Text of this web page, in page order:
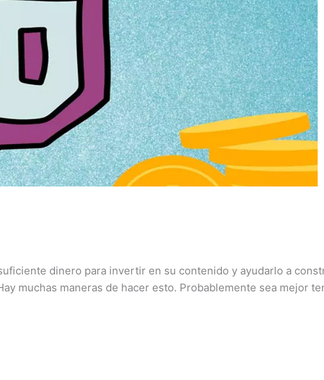
dinero para invertir en su contenido y ayudarlo a
muchas maneras de hacer esto. Probablemente sea mejor